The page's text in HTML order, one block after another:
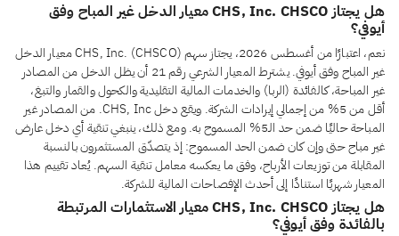
هل يجتاز CHS, Inc. CHSCO معيار الدخل غير المباح وفق
أيوفي؟
نعم، اعتبارًا من أغسطس 2026، يجتاز سهم CHS, Inc. (CHSCO) معيار الدخل
غير المباح وفق أيوفي. يشترط المعيار الشرعي رقم 21 أن يظل الدخل من المصادر
غير المباحة، كالفائدة (الربا) والخدمات المالية التقليدية والكحول والقمار والتبغ،
أقل من 5% من إجمالي إيرادات الشركة. ويقع دخل CHS, Inc. من المصادر غير
المباحة حاليًا ضمن حد الـ5% المسموح به. ومع ذلك، ينبغي تنقية أي دخل عارض
غير مباح حتى وإن كان ضمن الحد المسموح: إذ يتصدّق المستثمرون بالنسبة
المقابلة من توزيعات الأرباح، وفق ما يعكسه معامل تنقية السهم. يُعاد تقييم هذا
المعيار شهريًا استنادًا إلى أحدث الإفصاحات المالية للشركة.
هل يجتاز CHS, Inc. CHSCO معيار الاستثمارات المرتبطة
بالفائدة وفق أيوفي؟